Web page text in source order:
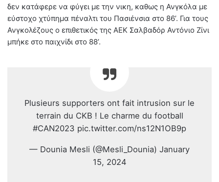
δεν κατάφερε να φύγει με την νικη, καθως η Ανγκόλα με
εύστοχο χτύπημα πέναλτι του Πασιένσια στο 86’. Για τους
Ανγκολέζους ο επιθετικός της ΑΕΚ Σαλβαδόρ Αντόνιο Ζίνι
μπήκε στο παιχνίδι στο 88’.
Plusieurs supporters ont fait intrusion sur le
terrain du CKB ! Le charme du football
#CAN2023 pic.twitter.com/ns12N1OB9p
— Dounia Mesli (@Mesli_Dounia) January
15, 2024